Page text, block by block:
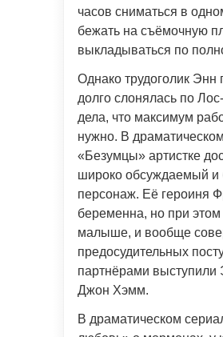
часов сниматься в
бежать на съёмочную
выкладываться по
Однако трудоголик Энн
долго слонялась по
дела, что максимум
нужно. В
«Безумцы» артистке
широко обсуждаемый и
персонаж. Её героиня
беременна, но при этом
малыше, и вообще
предосудительных
партнёрами выступили
Джон Хэмм.
В драматическом